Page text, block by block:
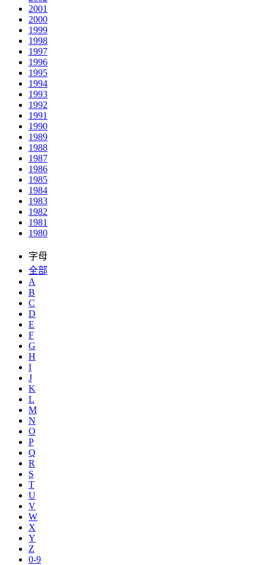
2001
2000
1999
1998
1997
1996
1995
1994
1993
1992
1991
1990
1989
1988
1987
1986
1985
1984
1983
1982
1981
1980
字母
全部
A
B
C
D
E
F
G
H
I
J
K
L
M
N
O
P
Q
R
S
T
U
V
W
X
Y
Z
0-9